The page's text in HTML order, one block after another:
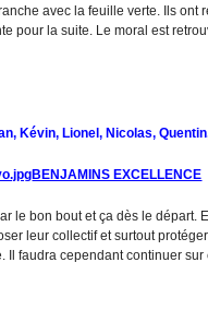
avec la feuille verte. Ils ont
pour la suite. Le moral est
Kévin, Lionel, Nicolas,
BENJAMINS EXCELLENCE
le bon bout et ça dès le départ.
leur collectif et surtout
faudra cependant continuer sur